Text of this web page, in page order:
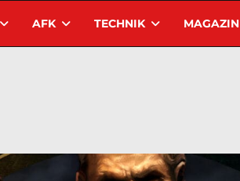
AFK TECHNIK MAGAZIN